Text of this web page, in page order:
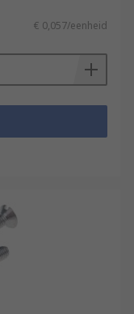
€ 0,057/eenheid